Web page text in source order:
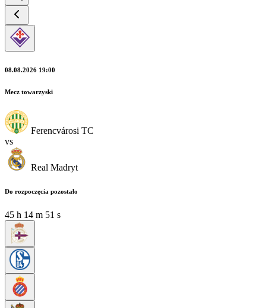
08.08.2026 19:00
Mecz towarzyski
Ferencvárosi TC
vs
Real Madryt
Do rozpoczęcia pozostało
45 h 14 m 51 s